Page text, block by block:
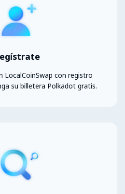
LocalCoinSwap con registro
su billetera Polkadot gratis.